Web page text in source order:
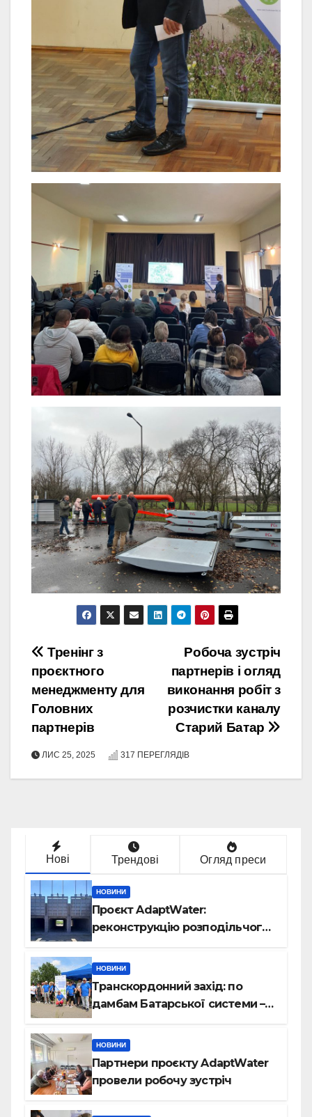
Навігація
записів
Робоча зустріч
партнерів і огляд
виконання робіт з
розчистки каналу
Старий Батар
Тренінг з
проєктного
менеджменту для
Головних
партнерів
ЛИС 25, 2025 317 ПЕРЕГЛЯДІВ
Нові Трендові Огляд преси
НОВИНИ
Проєкт AdaptWater:
реконструкцію розподільчого
НОВИНИ
Транскордонний захід: по
дамбам Батарської системи –
НОВИНИ
Партнери проєкту AdaptWater
провели робочу зустріч